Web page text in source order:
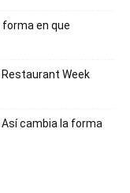
forma en que
Week
cambia la forma